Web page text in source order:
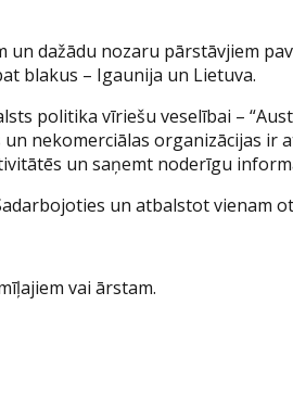
dažādu nozaru pārstāvjiem
blakus – Igaunija un Lietuva.
politika vīriešu veselībai –
nekomerciālas organizācijas ir
un saņemt noderīgu
un atbalstot vienam
vai ārstam.